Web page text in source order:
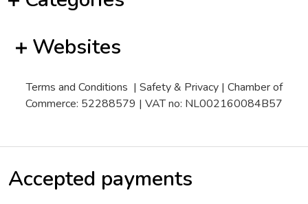
Websites
Terms and Conditions | Safety & Privacy| Chamber of
Commerce: 52288579 | VAT no: NL002160084B57
Accepted payments